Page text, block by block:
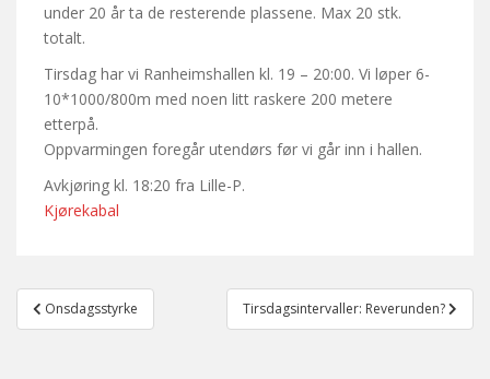
under 20 år ta de resterende plassene. Max 20 stk.
totalt.
Tirsdag har vi Ranheimshallen kl. 19 – 20:00. Vi løper 6-
10*1000/800m med noen litt raskere 200 metere
etterpå.
Oppvarmingen foregår utendørs før vi går inn i hallen.
Avkjøring kl. 18:20 fra Lille-P.
Kjørekabal
Post
navigation
Onsdagsstyrke Tirsdagsintervaller: Reverunden?